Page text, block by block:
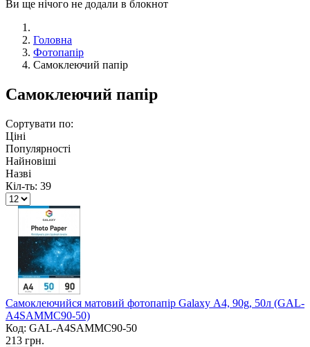
Ви ще нічого не додали в блокнот
Головна
Фотопапір
Самоклеючий папір
Самоклеючий папір
Сортувати по:
Ціні
Популярності
Найновіші
Назві
Кіл-ть: 39
Самоклеючийся матовий фотопапір Galaxy А4, 90g, 50л (GAL-
A4SAMMC90-50)
Код: GAL-A4SAMMC90-50
213 грн.